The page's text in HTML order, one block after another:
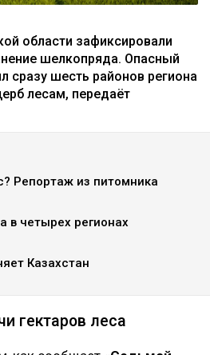
области зафиксировали
шелкопряда. Опасный
сразу шесть районов региона
лесам, передаёт
Репортаж из питомника
в четырех регионах
Казахстан
гектаров леса